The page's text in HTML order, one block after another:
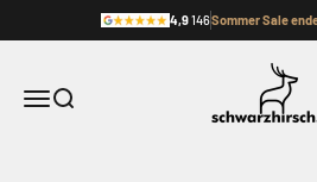
Zum Inhalt springen 4,9146Sommer Sale
Sommer
Navigationsmenü öffnen
Suche öffnen